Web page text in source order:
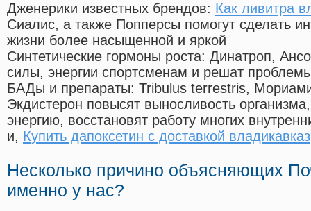
Дженерики известных брендов: Как ливитра
Сиалис, а также Попперсы помогут сделать
жизни более насыщенной и яркой
Синтетические гормоны роста: Динатроп,
силы, энергии спортсменам и решат
БАДы и препараты: Tribulus terrestris,
Экдистерон повысят выносливость
энергию, восстановят работу многих
и, Купить дапоксетин с доставкой владикавказ
Несколько причино объясняющих
именно у нас?